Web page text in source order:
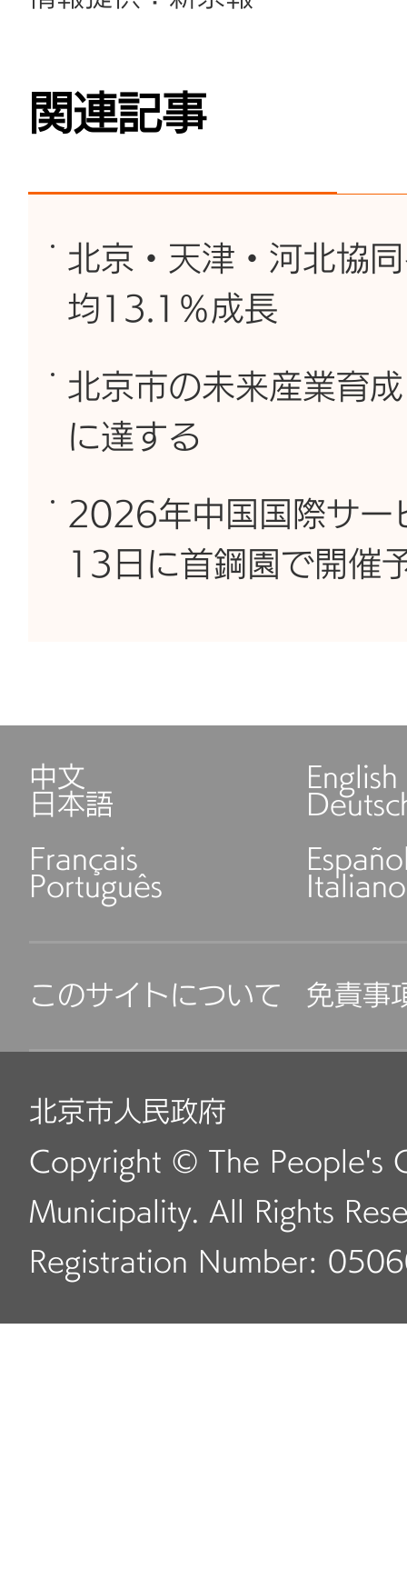
関連記事
北京・天津・河北協
均13.1％成長
北京市の未来産業育
に達する
2026年中国国際サー
13日に首鋼園で開催
中文 English
日本語
Français
Português Italiano
このサイトについて 免責事
北京市人民政府
Copyright © The People's
Municipality. All Rights
Registration Number: